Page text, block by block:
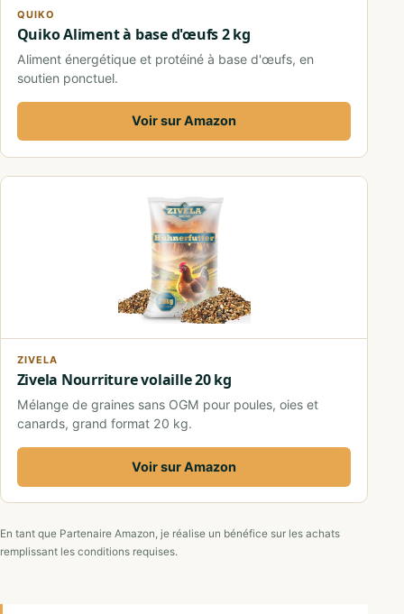
QUIKO
Quiko Aliment à base d'œufs 2 kg
Aliment énergétique et protéiné à base d'œufs, en
soutien ponctuel.
Voir sur Amazon
ZIVELA
Zivela Nourriture volaille 20 kg
Mélange de graines sans OGM pour poules, oies et
canards, grand format 20 kg.
Voir sur Amazon
En tant que Partenaire Amazon, je réalise un bénéfice sur les achats
remplissant les conditions requises.